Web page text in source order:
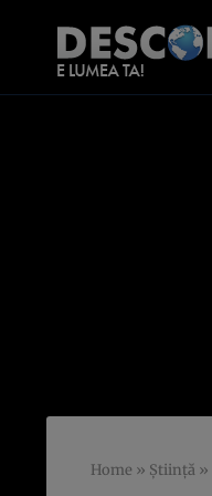
Home » Știință »